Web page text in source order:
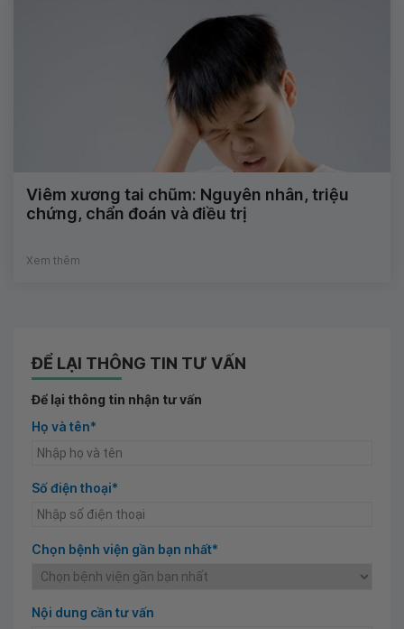
Viêm xương tai chũm: Nguyên nhân, triệu
chứng, chẩn đoán và điều trị
Xem thêm
ĐỂ LẠI THÔNG TIN TƯ VẤN
Để lại thông tin nhận tư vấn
Họ và tên*
Số điện thoại*
Chọn bệnh viện gần bạn nhất*
Nội dung cần tư vấn